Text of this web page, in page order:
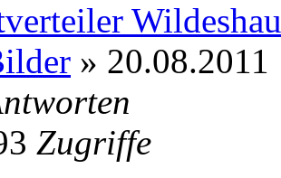
» 20.08.2011
Zugriffe